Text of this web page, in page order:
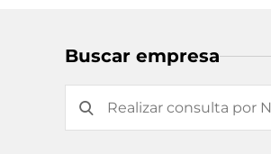
Buscar empresa